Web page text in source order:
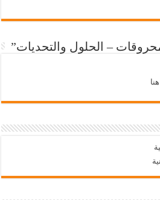
– الحلول والتحديات”